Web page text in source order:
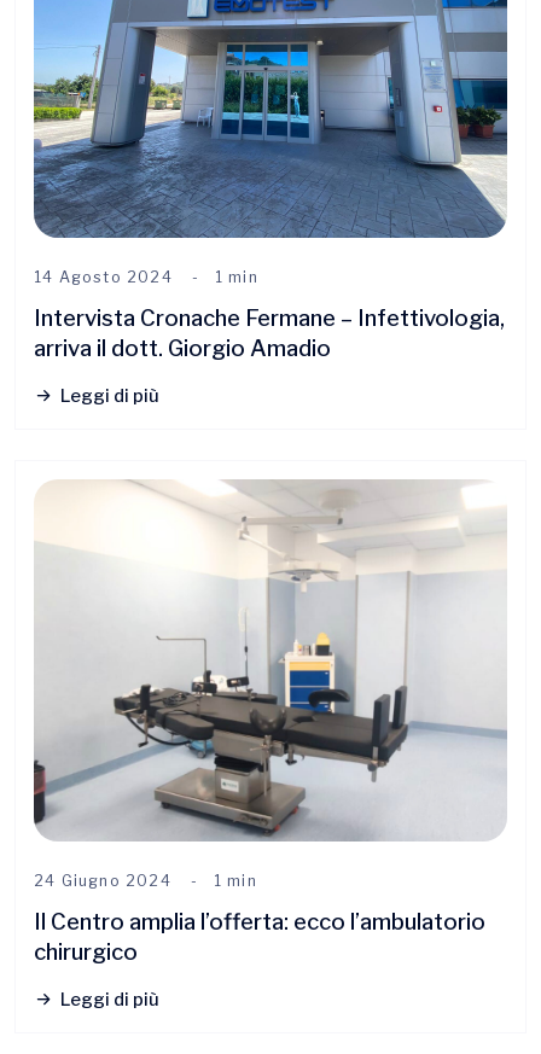
14 Agosto 2024 1 min
Intervista Cronache Fermane – Infettivologia,
arriva il dott. Giorgio Amadio
Leggi di più
24 Giugno 2024 1 min
Il Centro amplia l’offerta: ecco l’ambulatorio
chirurgico
Leggi di più